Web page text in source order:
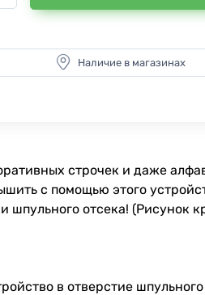
Наличие в магазинах
строчек и даже
с помощью этого
отсека! (Рисунок
в отверстие шпульного